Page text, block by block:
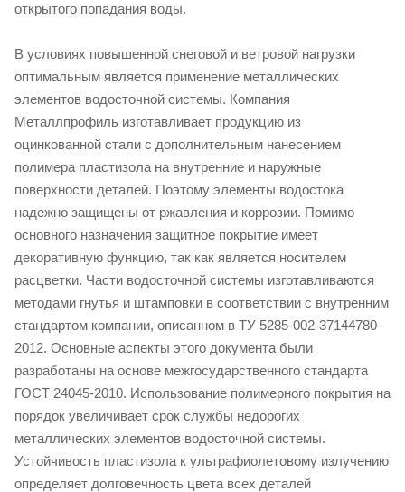
открытого попадания воды.
В условиях повышенной снеговой и ветровой нагрузки
оптимальным является применение металлических
элементов водосточной системы. Компания
Металлпрофиль изготавливает продукцию из
оцинкованной стали с дополнительным нанесением
полимера пластизола на внутренние и наружные
поверхности деталей. Поэтому элементы водостока
надежно защищены от ржавления и коррозии. Помимо
основного назначения защитное покрытие имеет
декоративную функцию, так как является носителем
расцветки. Части водосточной системы изготавливаются
методами гнутья и штамповки в соответствии с внутренним
стандартом компании, описанном в ТУ 5285-002-37144780-
2012. Основные аспекты этого документа были
разработаны на основе межгосударственного стандарта
ГОСТ 24045-2010. Использование полимерного покрытия на
порядок увеличивает срок службы недорогих
металлических элементов водосточной системы.
Устойчивость пластизола к ультрафиолетовому излучению
определяет долговечность цвета всех деталей